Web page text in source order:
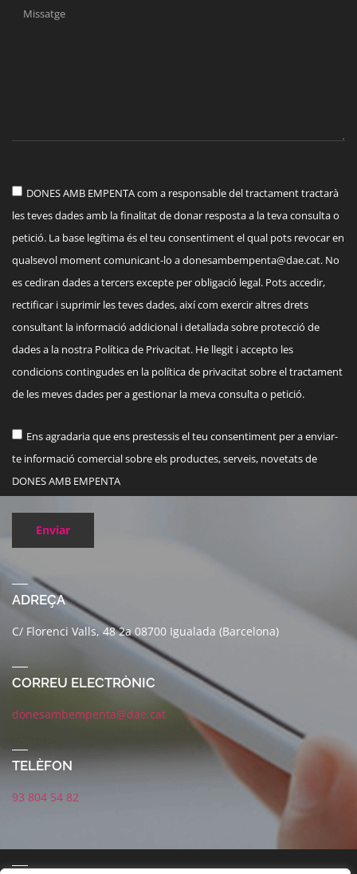
DONES AMB EMPENTA com a responsable del tractament tractarà
les teves dades amb la finalitat de donar resposta a la teva consulta o
petició. La base legítima és el teu consentiment el qual pots revocar en
qualsevol moment comunicant-lo adonesambempenta@dae.cat. No
es cediran dades a tercers excepte per obligació legal. Pots accedir,
rectificar i suprimir les teves dades, així com exercir altres drets
consultant la informació addicional i detallada sobre protecció de
dades a la nostra Política de Privacitat. He llegit i accepto les
condicions contingudes en la política de privacitat sobre el tractament
de les meves dades per a gestionar la meva consulta o petició.
Ens agradaria que ens prestessis el teu consentiment per a enviar-
te informació comercial sobre els productes, serveis, novetats de
DONES AMB EMPENTA
Enviar
ADREÇA
C/ Florenci Valls, 48 2a 08700 Igualada (Barcelona)
CORREU ELECTRÒNIC
donesambempenta@dae.cat
TELÈFON
93 804 54 82